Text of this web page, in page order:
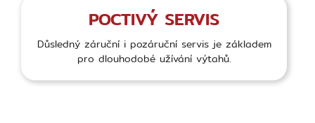
POCTIVÝ SERVIS
Důsledný záruční i pozáruční servis je základem
pro dlouhodobé užívání výtahů.